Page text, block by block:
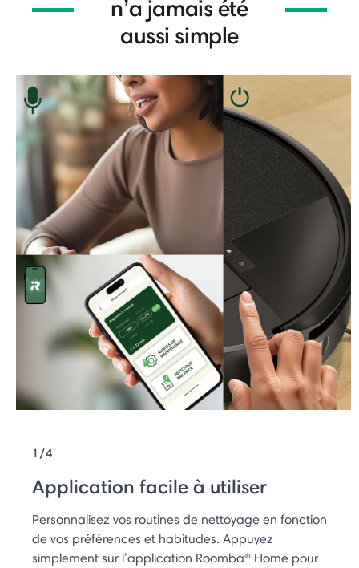
n’a jamais été
aussi simple
1/4
Application facile à utiliser
Personnalisez vos routines de nettoyage en fonction
de vos préférences et habitudes. Appuyez
simplement sur l’application Roomba® Home pour